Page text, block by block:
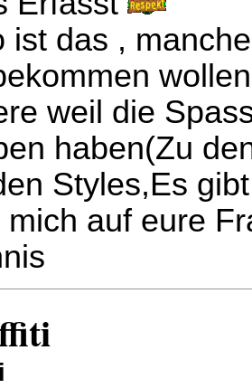
ist das ,
weil die
haben(Zu
Styles,Es
mich auf eure